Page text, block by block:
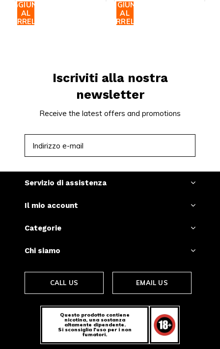
AGGIUNGI
AL
CARRELLO
AGGIUNGI
AL
CARRELLO
Iscriviti alla nostra
newsletter
Receive the latest offers and promotions
Servizio di assistenza
Il mio account
Categorie
Chi siamo
CALL US EMAIL US
Questo prodotto contiene
nicotina, una sostanza
altamente dipendente.
Si sconsiglia l'uso per i non
fumatori.